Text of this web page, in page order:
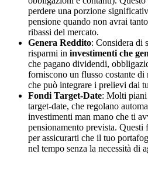
perdere una porzione
pensione quando non avrai
ribassi del mercato.
Genera Reddito: Considera di
risparmi in investimenti che
che pagano dividendi,
forniscono un flusso costante di
che può integrare i prelievi dai
Fondi Target-Date: Molti
target-date, che regolano
investimenti man mano che ti
pensionamento prevista.
per assicurarti che il tuo
nel tempo senza la necessità di